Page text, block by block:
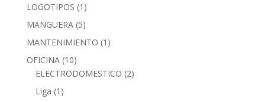
LOGOTIPOS (1)
MANGUERA (5)
MANTENIMIENTO (1)
OFICINA (10)
ELECTRODOMESTICO (2)
Liga (1)